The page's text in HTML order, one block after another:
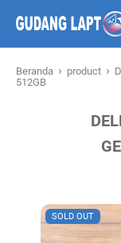
Beranda › product ›
512GB
SOLD OUT